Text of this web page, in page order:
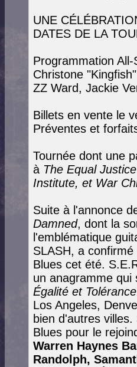
UNE
DATES DE LA
Programmation
Christone
ZZ Ward, Jackie
Billets en vente le
Préventes et
Tournée dont une
à The Equal
Institute, et War
Suite à l'annonce
Damned, dont la
l'emblématique
SLASH, a
Blues cet été.
un anagramme qui
Égalité et Tolérance
Los Angeles,
bien d'autres
Blues pour le
Warren Haynes
Randolph,